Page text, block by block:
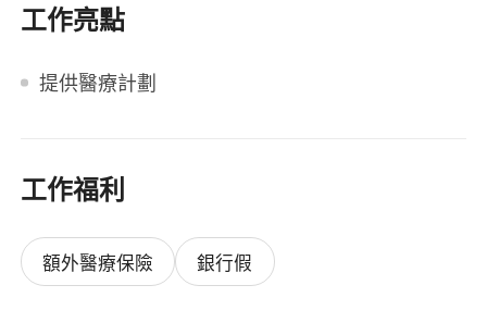
工作亮點
提供醫療計劃
工作福利
額外醫療保險 銀行假